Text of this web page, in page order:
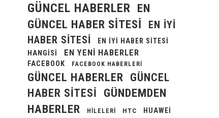
GÜNCEL HABERLER EN
GÜNCEL HABER SITESI
EN IYI
HABER SITESI
EN IYI HABER SITESI
HANGISI
EN YENI HABERLER
FACEBOOK FACEBOOK HABERLERI
GÜNCEL HABERLER
GÜNCEL
HABER SITESI
GÜNDEMDEN
HABERLER
HILELERI HTC HUAWEI